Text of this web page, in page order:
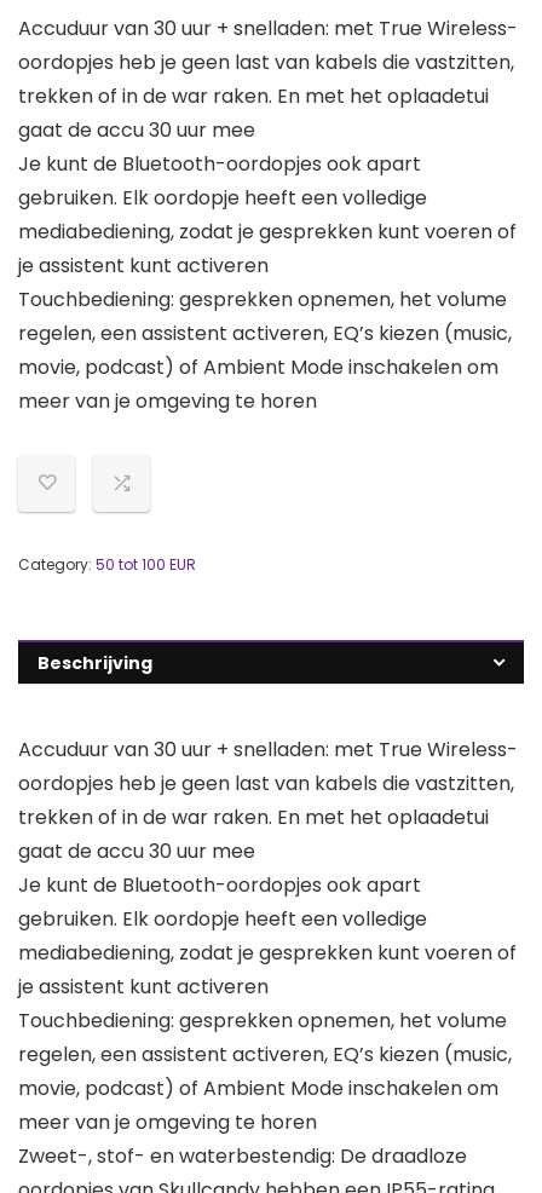
Accuduur van 30 uur + snelladen: met True Wireless-
oordopjes heb je geen last van kabels die vastzitten,
trekken of in de war raken. En met het oplaadetui
gaat de accu 30 uur mee
Je kunt de Bluetooth-oordopjes ook apart
gebruiken. Elk oordopje heeft een volledige
mediabediening, zodat je gesprekken kunt voeren of
je assistent kunt activeren
Touchbediening: gesprekken opnemen, het volume
regelen, een assistent activeren, EQ’s kiezen (music,
movie, podcast) of Ambient Mode inschakelen om
meer van je omgeving te horen
Category: 50 tot 100 EUR
Beschrijving
Accuduur van 30 uur + snelladen: met True Wireless-
oordopjes heb je geen last van kabels die vastzitten,
trekken of in de war raken. En met het oplaadetui
gaat de accu 30 uur mee
Je kunt de Bluetooth-oordopjes ook apart
gebruiken. Elk oordopje heeft een volledige
mediabediening, zodat je gesprekken kunt voeren of
je assistent kunt activeren
Touchbediening: gesprekken opnemen, het volume
regelen, een assistent activeren, EQ’s kiezen (music,
movie, podcast) of Ambient Mode inschakelen om
meer van je omgeving te horen
Zweet-, stof- en waterbestendig: De draadloze